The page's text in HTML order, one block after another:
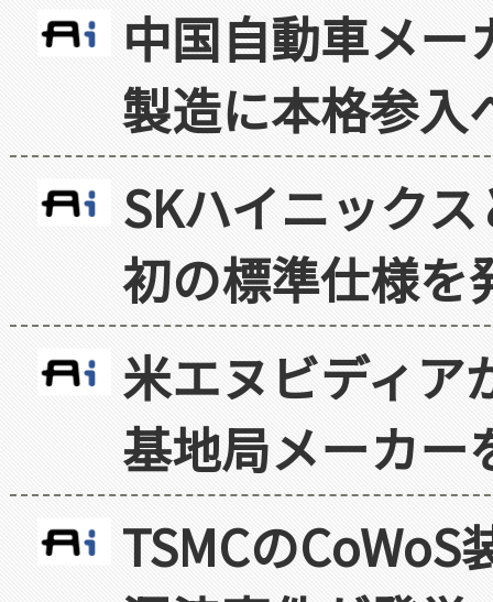
中国自動車メ
製造に本格参入
SKハイニック
初の標準仕様を
米エヌビディア
基地局メーカー
TSMCの